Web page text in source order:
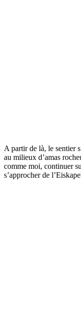
A partir de là, le sentier
au milieux d’amas
comme moi, continuer
s’approcher de